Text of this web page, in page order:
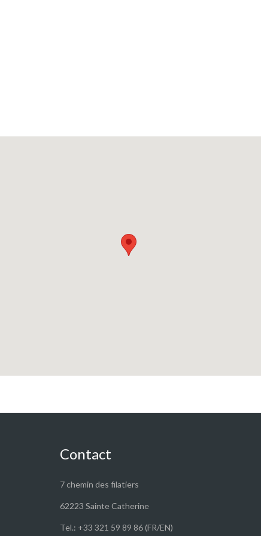
Contact
7 chemin des filatiers
62223 Sainte Catherine
Tel.: +33 321 59 89 86 (FR/EN)